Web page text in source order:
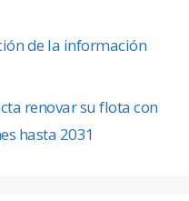
de la información
renovar su flota con
hasta 2031